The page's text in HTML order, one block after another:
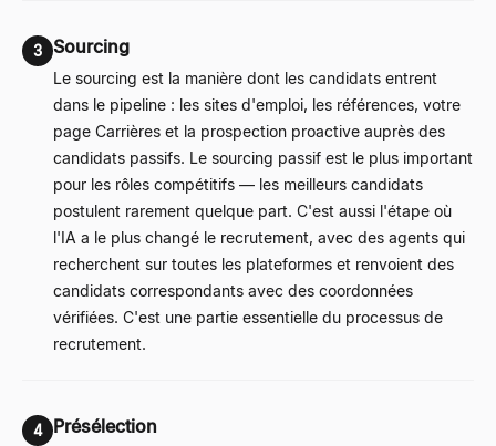
3 Sourcing
Le sourcing est la manière dont les candidats entrent
dans le pipeline : les sites d'emploi, les références, votre
page Carrières et la prospection proactive auprès des
candidats passifs. Le sourcing passif est le plus important
pour les rôles compétitifs — les meilleurs candidats
postulent rarement quelque part. C'est aussi l'étape où
l'IA a le plus changé le recrutement, avec des agents qui
recherchent sur toutes les plateformes et renvoient des
candidats correspondants avec des coordonnées
vérifiées. C'est une partie essentielle du processus de
recrutement.
4 Présélection